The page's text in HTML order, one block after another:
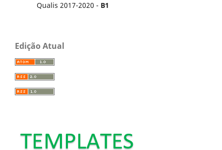
Qualis 2017-2020 - B1
Edição Atual